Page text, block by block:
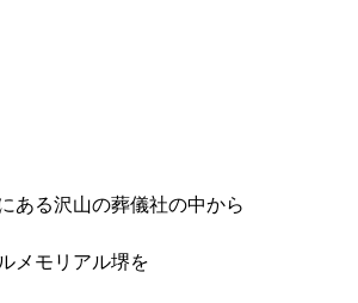
ある沢山の葬儀社の中から
メモリアル堺を